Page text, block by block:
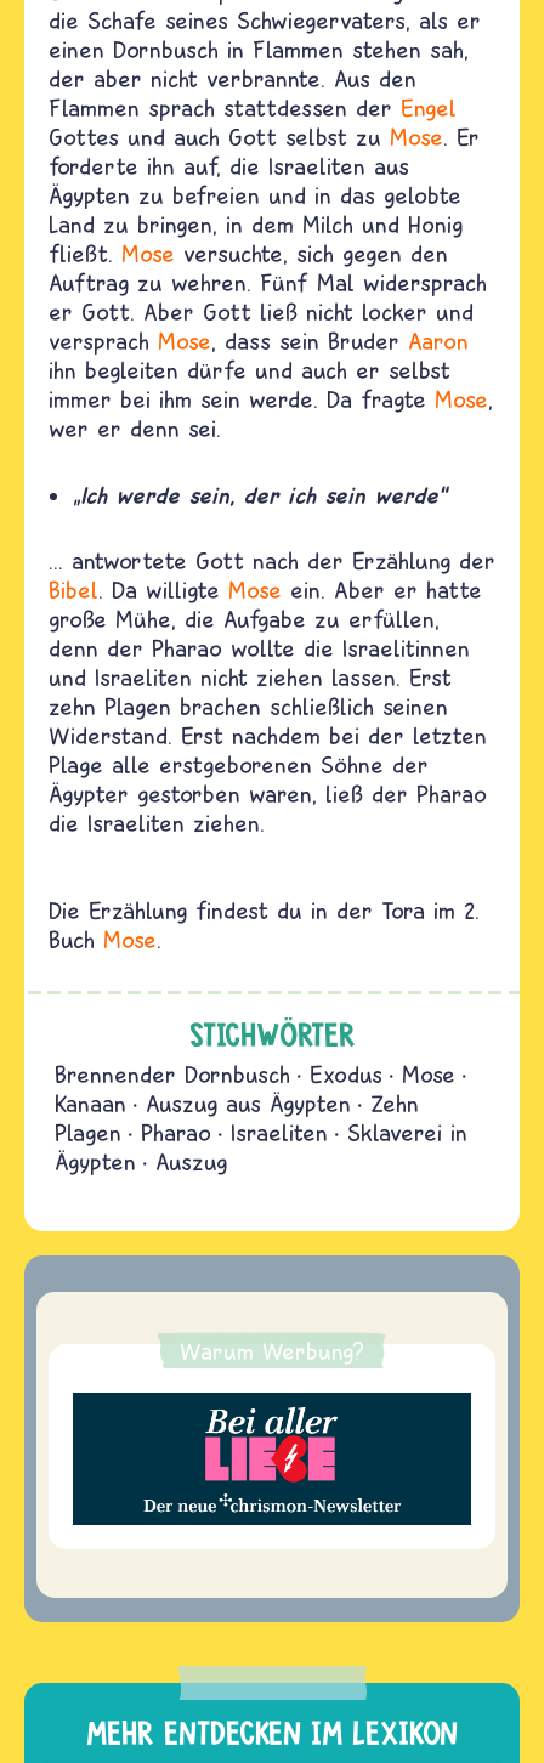
die Schafe seines Schwiegervaters, als er
einen Dornbusch in Flammen stehen sah,
der aber nicht verbrannte. Aus den
Flammen sprach stattdessen der Engel
Gottes und auch Gott selbst zu Mose. Er
forderte ihn auf, die Israeliten aus
Ägypten zu befreien und in das gelobte
Land zu bringen, in dem Milch und Honig
fließt. Mose versuchte, sich gegen den
Auftrag zu wehren. Fünf Mal widersprach
er Gott. Aber Gott ließ nicht locker und
versprach Mose, dass sein Bruder Aaron
ihn begleiten dürfe und auch er selbst
immer bei ihm sein werde. Da fragte Mose,
wer er denn sei.
„Ichwerde sein, der ich sein werde“
... antwortete Gott nach der Erzählung der
Bibel. Da willigte Mose ein. Aber er hatte
große Mühe, die Aufgabe zu erfüllen,
denn der Pharao wollte die Israelitinnen
und Israeliten nicht ziehen lassen. Erst
zehn Plagen brachen schließlich seinen
Widerstand. Erst nachdem bei der letzten
Plage alle erstgeborenen Söhne der
Ägypter gestorben waren, ließ der Pharao
die Israeliten ziehen.
Die Erzählung findest du in der Tora im 2.
Buch Mose.
STICHWÖRTER
Brennender Dornbusch Exodus
Mose
Kanaan
Auszug aus Ägypten
Zehn
Plagen
Pharao Israeliten
Sklaverei in
Ägypten
Auszug
Warum Werbung?